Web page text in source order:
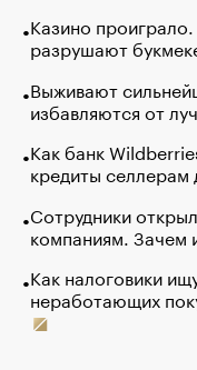
Казино
разрушают
Выживают
избавляются от
Как банк
кредиты селлерам
Сотрудники
компаниям. Зачем
Как налоговики
неработающих